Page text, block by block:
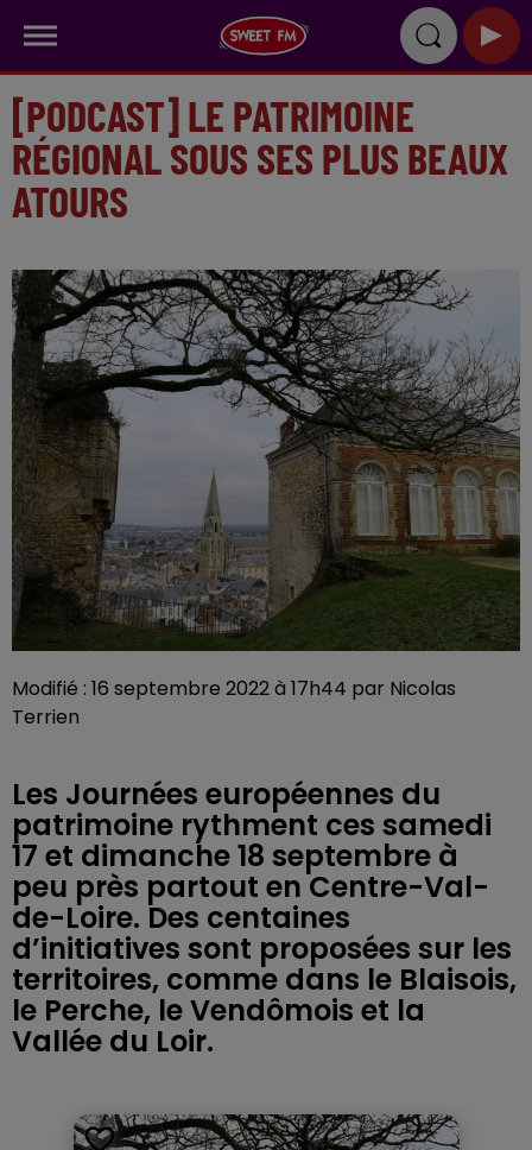
[PODCAST] LE PATRIMOINE
RÉGIONAL SOUS SES PLUS BEAUX
ATOURS
Modifié : 16 septembre 2022 à 17h44 par Nicolas
Terrien
Les Journées européennes du
patrimoine rythment ces samedi
17 et dimanche 18 septembre à
peu près partout en Centre-Val-
de-Loire. Des centaines
d’initiatives sont proposées sur les
territoires, comme dans le Blaisois,
le Perche, le Vendômois et la
Vallée du Loir.